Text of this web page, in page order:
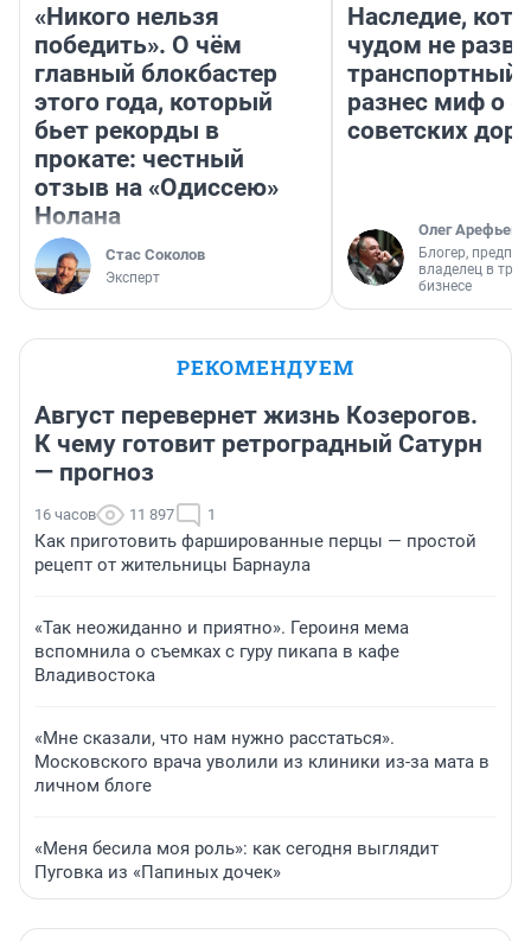
«Никого нельзя
победить». О чём
главный блокбастер
этого года, который
бьет рекорды в
прокате: честный
отзыв на «Одиссею»
Нолана
Стас Соколов
Эксперт
Наследие,
чудом не
транспортный
разнес миф о
советских
Олег Арефьев
Блогер,
владелец в
бизнесе
РЕКОМЕНДУЕМ
Август перевернет жизнь Козерогов.
К чему готовит ретроградный Сатурн
— прогноз
16 часов 11 897 1
Как приготовить фаршированные перцы — простой
рецепт от жительницы Барнаула
«Так неожиданно и приятно». Героиня мема
вспомнила о съемках с гуру пикапа в кафе
Владивостока
«Мне сказали, что нам нужно расстаться».
Московского врача уволили из клиники из-за мата в
личном блоге
«Меня бесила моя роль»: как сегодня выглядит
Пуговка из «Папиных дочек»